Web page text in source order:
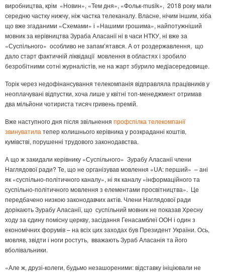
виробництва, крім «Новин», «Тем дня», «Фольк-musik», 2018 року мали
середню частку нижчу, ніж частка телеканалу. Власне, нічим іншим, хіба
що вже згаданими «Схемами» і «Нашими грошима», найпотужніший
мовник за керівництва Зураба Аласанії ні в часи НТКУ, ні вже за
«Суспільного» особливо не запам’ятався. А от роздержавлення, що
дало старт фактичній ліквідації мовлення в областях і зробило
безробітними сотні журналістів, не на жарт збурило медіасередовище.
Торік через недофінансування телекомпанія відправляла працівників у
неоплачувані відпустки, хоча лише у квітні топ-менеджмент отримав
два мільйони чотириста тисяч гривень премій.
Вже наступного дня після звільнення профспілка телекомпанії
звинуватила тепер колишнього керівника у розкраданні коштів,
кумівстві, порушенні трудового законодавства.
А що ж закидали керівнику «Суспільного» Зурабу Аласанії члени
Наглядової ради? Те, що не організував мовлення «UA: перший» – ані
як «суспільно-політичного каналу», ні як каналу «інформаційного та
суспільно-політичного мовлення з елементами просвітництва». Це
передбачено низкою законодавчих актів. Члени Наглядової ради
дорікають Зурабу Аласанії, що суспільний мовник не показав Хресну
ходу за єдину помісну церкву, засідання Генасамблеї ООН і один з
економічних форумів – на всіх цих заходах був Президент України. Ось,
мовляв, звідти і ноги ростуть, вважають Зураб Аласанія та його
вболівальники.
«Але ж, друзі-колеги, будьмо незашореними: відставку ініціювали не